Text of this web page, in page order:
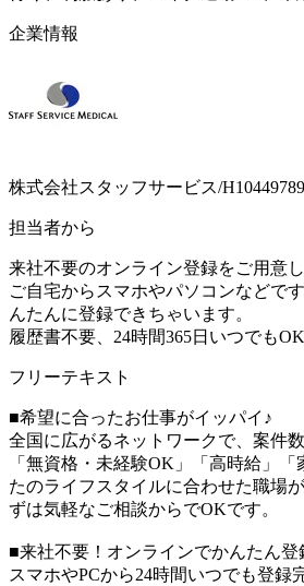
企業情報
株式会社スタッフサービス/H10449789
担当者から
来社不要のオンライン登録をご用意し
ご自宅からスマホやパソコンなどで
んたんに登録できちゃいます。
履歴書不要、24時間365日いつでもOK
フリーテキスト
■希望に合ったお仕事がイッパイ♪
全国に広がるネットワークで、案件
「無資格・未経験OK」「高時給」
たのライフスタイルに合わせた職場
ずは気軽なご相談からでOKです。
■来社不要！オンラインでかんたん登
スマホやPCから24時間いつでも登録